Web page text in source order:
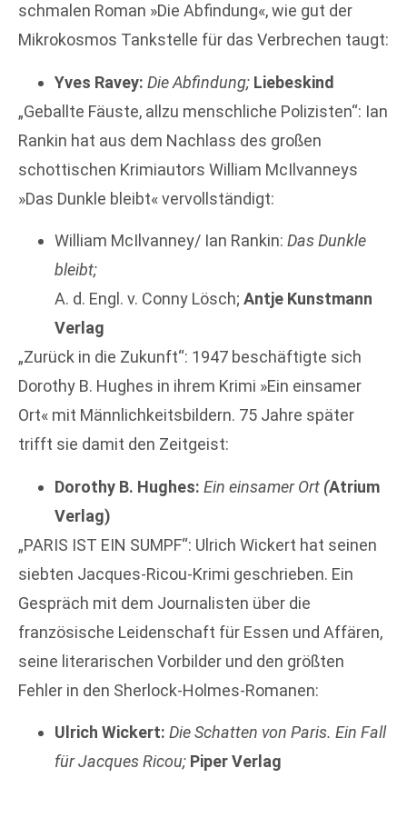
schmalen Roman »Die Abfindung«, wie gut der
Mikrokosmos Tankstelle für das Verbrechen taugt:
Yves Ravey: Die Abfindung; Liebeskind
„Geballte Fäuste, allzu menschliche Polizisten“: Ian
Rankin hat aus dem Nachlass des großen
schottischen Krimiautors William McIlvanneys
»Das Dunkle bleibt« vervollständigt:
William McIlvanney/ Ian Rankin: Das Dunkle
bleibt;
A. d. Engl. v. Conny Lösch; Antje Kunstmann
Verlag
„Zurück in die Zukunft“: 1947 beschäftigte sich
Dorothy B. Hughes in ihrem Krimi »Ein einsamer
Ort« mit Männlichkeitsbildern. 75 Jahre später
trifft sie damit den Zeitgeist:
Dorothy B. Hughes: Ein einsamer Ort (Atrium
Verlag)
„PARIS IST EIN SUMPF“: Ulrich Wickert hat seinen
siebten Jacques-Ricou-Krimi geschrieben. Ein
Gespräch mit dem Journalisten über die
französische Leidenschaft für Essen und Affären,
seine literarischen Vorbilder und den größten
Fehler in den Sherlock-Holmes-Romanen:
Ulrich Wickert: Die Schatten von Paris. Ein Fall
für Jacques Ricou; Piper Verlag